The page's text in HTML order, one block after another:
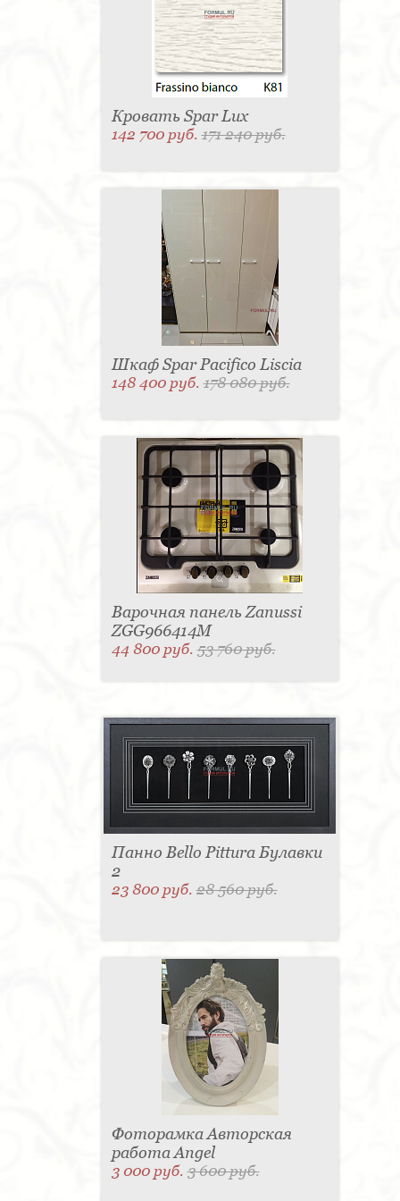
Панель настенная для TV - 4
Кассетница - 3 Держатель для
туалетной бумаги - 3Поднос - 3
Пантограф - 3Мыльница - 3Раковина - 3
Кухня - 2Стиральная машина - 2
Туалетный столик - 2Тумба - 2
Карниз для штор - 2
Газетница - 2
Крючок - 2Полотенцесушитель - 2
Розетка - 2Игрушка - 1Игрушка - 1
ресепшен - 1
Морозильная камера - 1
Выдвижная система - 1
Игрушка - 1 Игрушка - 1
Держатель для одежды - 1
Бутылочница - 1
Ширма - 1
Микроволновая печь - 1 Кондиционер - 1
Душевая кабина - 1
Буфет - 1
Игрушка - 1
Игрушка - 1
Игрушка - 1
Игрушка - 1
Подогреватель посуды - 1
Игрушка - 1
Кровать Spar Lux
142 700 руб.171 240 руб.
Шкаф Spar Pacifico Liscia
148 400 руб.178 080 руб.
Варочная панель Zanussi
ZGG966414M
44 800 руб.53 760 руб.
Панно Bello Pittura Булавки
2
23 800 руб.28 560 руб.
Фоторамка Авторская
работа Angel
3 000 руб.3 600 руб.